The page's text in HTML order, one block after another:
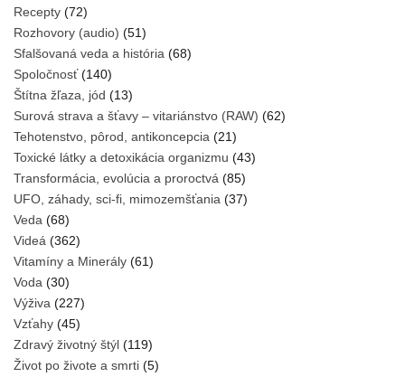
Recepty (72)
Rozhovory (audio) (51)
Sfalšovaná veda a história (68)
Spoločnosť(140)
Štítna žľaza, jód (13)
Surová strava a šťavy – vitariánstvo (RAW) (62)
Tehotenstvo, pôrod, antikoncepcia (21)
Toxické látky a detoxikácia organizmu (43)
Transformácia, evolúcia a proroctvá (85)
UFO, záhady, sci-fi, mimozemšťania (37)
Veda (68)
Videá (362)
Vitamíny a Minerály (61)
Voda (30)
Výživa (227)
Vzťahy (45)
Zdravý životný štýl (119)
Život po živote a smrti (5)